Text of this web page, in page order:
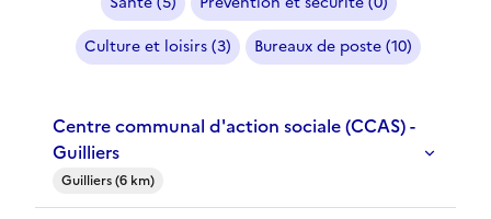
Culture et loisirs (3)
Bureaux de poste (10)
Centre communal d'action sociale (CCAS) -
Guilliers
Guilliers (6 km)